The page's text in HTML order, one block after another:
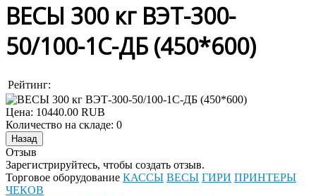
ВЕСЫ 300 кг ВЭТ-300-
50/100-1С-ДБ (450*600)
Рейтинг:
Цена: 10440.00 RUB
Количество на складе: 0
Отзыв
Зарегистрируйтесь, чтобы создать отзыв.
Торговое оборудование КАССЫ ВЕСЫ ГИРИ ПРИНТЕРЫ
ЧЕКОВ